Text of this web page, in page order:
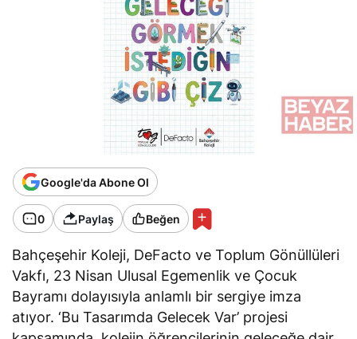
Google'da Abone Ol
0 Paylaş Beğen
Bahçeşehir Koleji, DeFacto ve Toplum Gönüllüleri
Vakfı, 23 Nisan Ulusal Egemenlik ve Çocuk
Bayramı dolayısıyla anlamlı bir sergiye imza
atıyor. ‘Bu Tasarımda Gelecek Var’ projesi